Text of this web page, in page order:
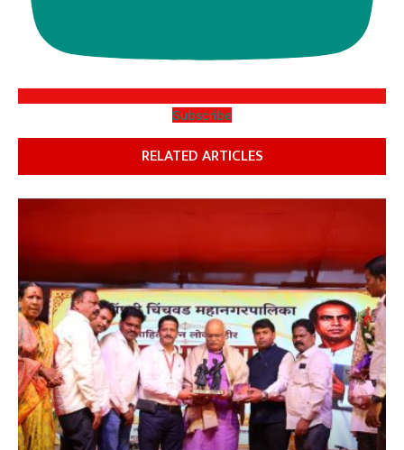
Subscribe
RELATED ARTICLES